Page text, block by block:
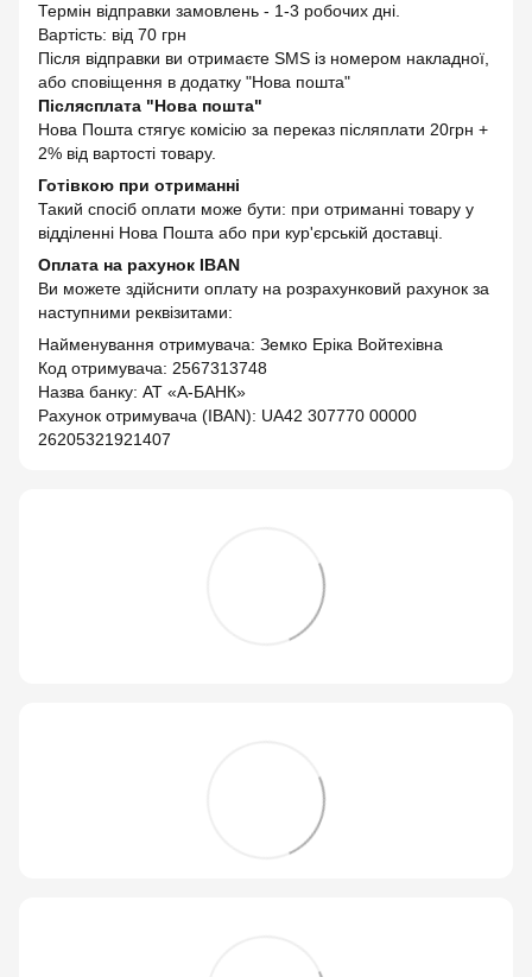
Термін відправки замовлень - 1-3 робочих дні.
Вартість: від 70 грн
Після відправки ви отримаєте SMS із номером накладної,
або сповіщення в додатку "Нова пошта"
Післясплата "Нова пошта"
Нова Пошта стягує комісію за переказ післяплати 20грн +
2% від вартості товару.
Готівкою при отриманні
Такий спосіб оплати може бути: при отриманні товару у
відділенні Нова Пошта або при кур'єрській доставці.
Оплата на рахунок IBAN
Ви можете здійснити оплату на розрахунковий рахунок за
наступними реквізитами:
Найменування отримувача: Земко Еріка Войтехівна
Код отримувача: 2567313748
Назва банку: АТ «А-БАНК»
Рахунок отримувача (IBAN): UA42 307770 00000
26205321921407